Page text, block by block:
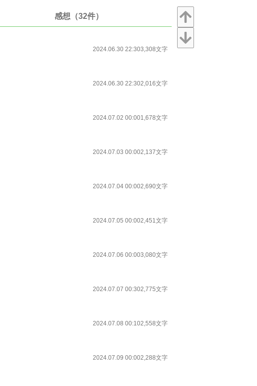
感想（32件）
2024.06.30 22:303,308文字
2024.06.30 22:302,016文字
2024.07.02 00:001,678文字
2024.07.03 00:002,137文字
2024.07.04 00:002,690文字
2024.07.05 00:002,451文字
2024.07.06 00:003,080文字
2024.07.07 00:302,775文字
2024.07.08 00:102,558文字
2024.07.09 00:002,288文字